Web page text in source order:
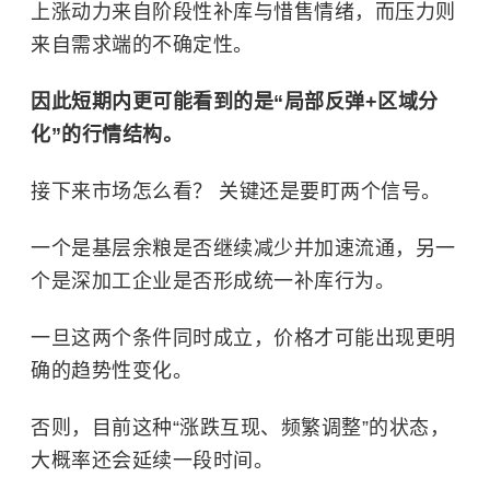
上涨动力来自阶段性补库与惜售情绪，而压力则
来自需求端的不确定性。
因此短期内更可能看到的是“局部反弹+区域分
化”的行情结构。
接下来市场怎么看？ 关键还是要盯两个信号。
一个是基层余粮是否继续减少并加速流通，另一
个是深加工企业是否形成统一补库行为。
一旦这两个条件同时成立，价格才可能出现更明
确的趋势性变化。
否则，目前这种“涨跌互现、频繁调整”的状态，
大概率还会延续一段时间。